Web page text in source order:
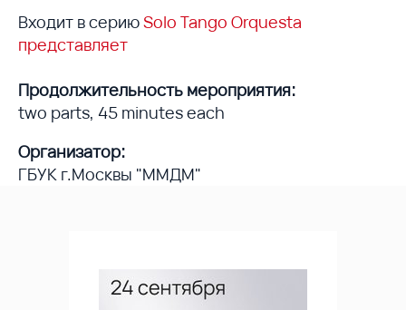
Входит в сериюSolo Tango Orquesta
представляет
Продолжительность мероприятия:
two parts, 45 minutes each
Организатор:
ГБУК г.Москвы "ММДМ"